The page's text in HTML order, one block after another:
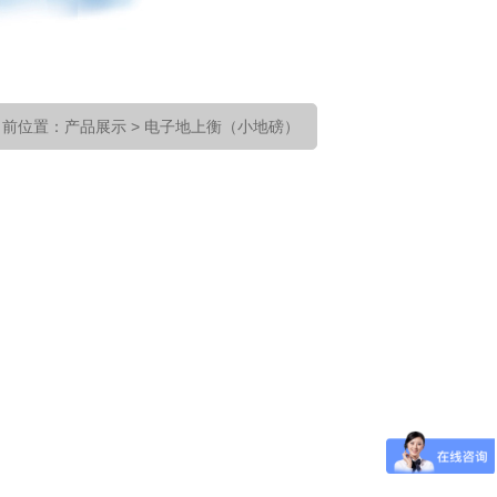
位置 ： 产品展示 > 电子地上衡（小地磅）